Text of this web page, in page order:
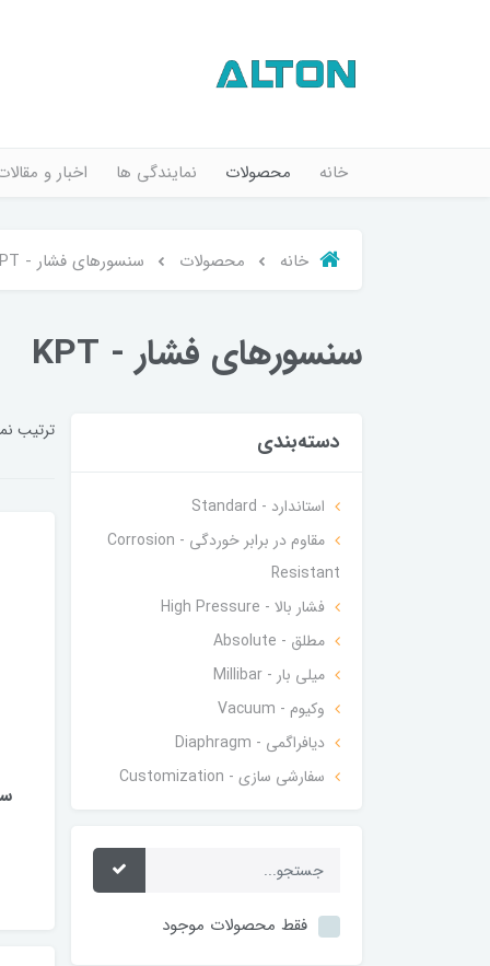
خانه محصولات نمایندگی ها اخبار و
خانه محصولات سنسورهای فشار - KPT
سنسورهای فشار - KPT
دسته‌بندی
استاندارد - Standard
مقاوم در برابر خوردگی - Corrosion
Resistant
فشار بالا - High Pressure
مطلق - Absolute
میلی بار - Millibar
وکیوم - Vacuum
دیافراگمی - Diaphragm
سفارشی‌ سازی - Customization
فقط محصولات موجود
ترتیب